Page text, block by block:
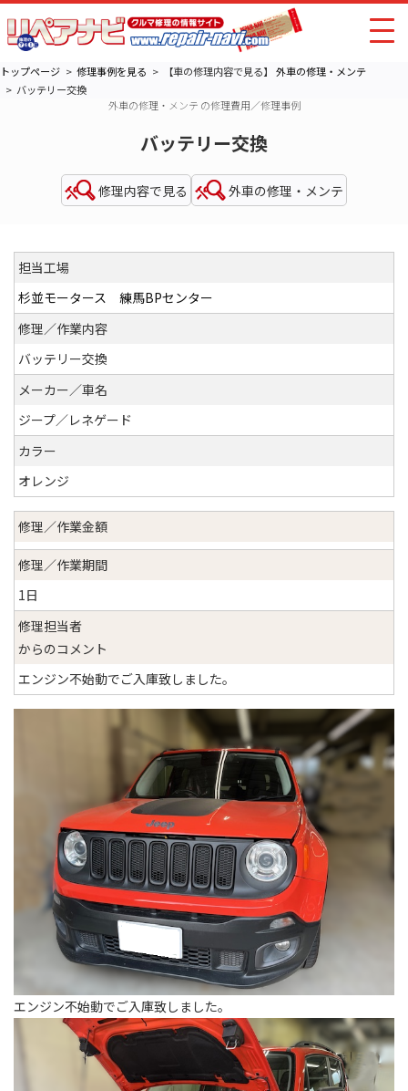
トップページ 修理事例を見る 【車の修理内容で見る】外車の修理・メンテ
バッテリー交換
外車の修理・メンテ の修理費用／修理事例
バッテリー交換
修理内容で見る 外車の修理・メンテ
担当工場
杉並モータース 練馬BPセンター
修理／作業内容
バッテリー交換
メーカー／車名
ジープ／レネゲード
カラー
オレンジ
修理／作業金額
修理／作業期間
1日
修理担当者
からのコメント
エンジン不始動でご入庫致しました。
エンジン不始動でご入庫致しました。